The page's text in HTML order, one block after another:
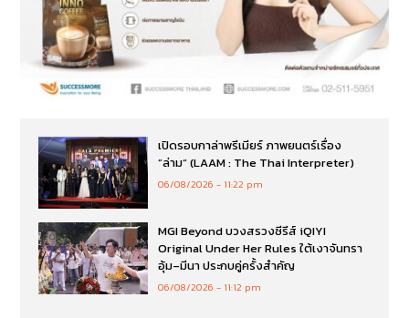
เปิดรอบกาล่าพรีเมียร์ ภาพยนตร์เรื่อง
”ล่าม“ (LAAM : The Thai Interpreter)
06/08/2026 11:22 pm
MGI Beyond บวงสรวงซีรีส์ iQIYI
Original Under Her Rules ใต้เงาจันทรา
อุ้ม–มีนา ประกบคู่ครั้งสำคัญ
06/08/2026 11:12 pm